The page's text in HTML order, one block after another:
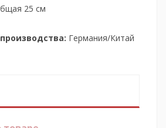
25 см
Германия/Китай